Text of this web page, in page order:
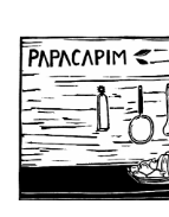
para
conteúdo